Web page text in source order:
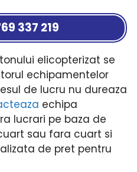
337 219
elicopterizat se
echipamentelor
de lucru nu dureaza
echipa
lucrari pe baza de
sau fara cuart si
de pret pentru